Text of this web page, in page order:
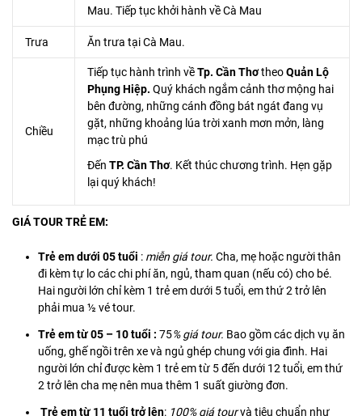
Mau. Tiếp tục khởi hành về Cà Mau
Trưa Ăn trưa tại Cà Mau.
Chiều
Tiếp tục hành trình vềTp. Cần ThơtheoQuản Lộ
Phụng Hiệp. Quý khách ngắm cảnh thơ mộng hai
bên đường, những cánh đồng bát ngát đang vụ
gặt, những khoảng lúa trời xanh mơn mởn, làng
mạc trù phú
Đến TP. Cần Thơ. Kết thúc chương trình. Hẹn gặp
lại quý khách!
GIÁ TOUR TRẺ EM:
Trẻ em dưới 05 tuổi : miễn giá tour. Cha, mẹ hoặc người thân
đi kèm tự lo các chi phí ăn, ngủ, tham quan (nếu có) cho bé.
Hai người lớn chỉ kèm 1 trẻ em dưới 5 tuổi, em thứ 2 trở lên
phải mua ½ vé tour.
Trẻ em từ 05 – 10 tuổi : 75% giá tour. Bao gồm các dịch vụ ăn
uống, ghế ngồi trên xe và ngủ ghép chung với gia đình. Hai
người lớn chỉ được kèm 1 trẻ em từ 5 đến dưới 12 tuổi, em thứ
2 trở lên cha mẹ nên mua thêm 1 suất giường đơn.
Trẻ em từ 11 tuổi trở lên: 100% giá tourvà tiêu chuẩn như